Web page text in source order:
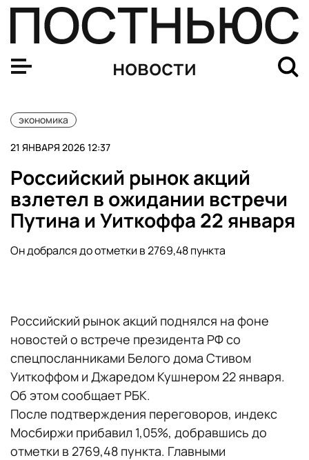
новости
экономика
21 ЯНВАРЯ 2026 12:37
Российский рынок акций
взлетел в ожидании встречи
Путина и Уиткоффа 22 января
Он добрался до отметки в 2769,48 пункта
Российский рынок акций поднялся на фоне
новостей о встрече президента РФ со
спецпосланниками Белого дома Стивом
Уиткоффом и Джаредом Кушнером 22 января.
Об этом сообщает РБК.
После подтверждения переговоров, индекс
Мосбиржи прибавил 1,05%, добравшись до
отметки в 2769,48 пункта. Главными
В Японии перезапустили шестой энергоблок АЭС